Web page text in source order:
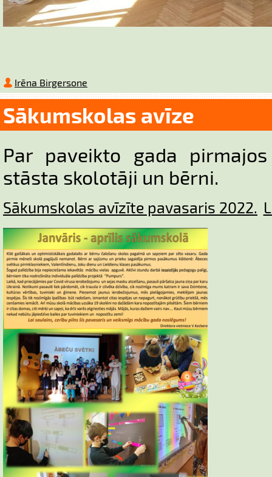
Irēna Birgersone
Sākumskolas avīze
Par paveikto gada
stāsta skolotāji un bērni.
Sākumskolas avīzīte pavasaris 2022.